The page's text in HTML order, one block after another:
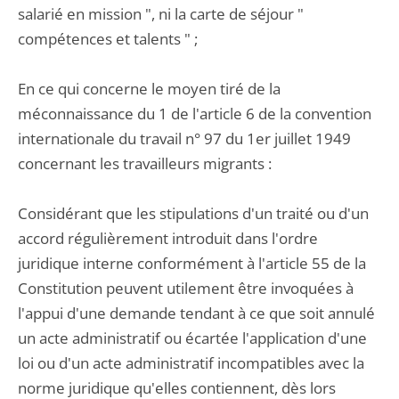
salarié en mission ", ni la carte de séjour "
compétences et talents " ;
En ce qui concerne le moyen tiré de la
méconnaissance du 1 de l'article 6 de la convention
internationale du travail n° 97 du 1er juillet 1949
concernant les travailleurs migrants :
Considérant que les stipulations d'un traité ou d'un
accord régulièrement introduit dans l'ordre
juridique interne conformément à l'article 55 de la
Constitution peuvent utilement être invoquées à
l'appui d'une demande tendant à ce que soit annulé
un acte administratif ou écartée l'application d'une
loi ou d'un acte administratif incompatibles avec la
norme juridique qu'elles contiennent, dès lors